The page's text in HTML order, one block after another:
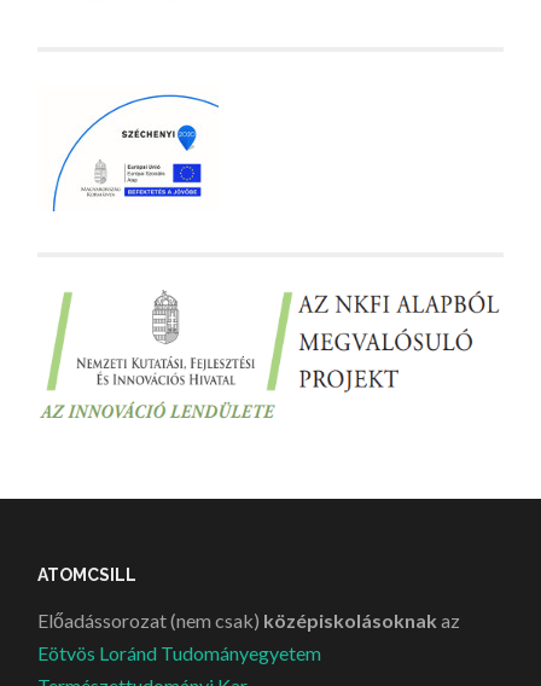
ATOMCSILL
Előadássorozat (nem csak) középiskolásoknak az
Eötvös Loránd Tudományegyetem